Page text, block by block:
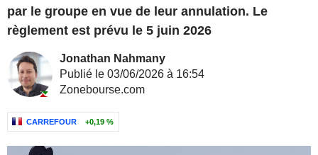
par le groupe en vue de leur annulation. Le
règlement est prévu le 5 juin 2026
Jonathan Nahmany
Publié le 03/06/2026 à 16:54
Zonebourse.com
CARREFOUR +0,19 %